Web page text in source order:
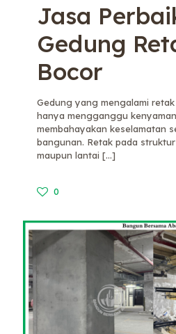
Jasa
Gedung
Bocor
Gedung yang mengalami
hanya mengganggu
membahayakan keselamatan
bangunan. Retak pada
maupun lantai […]
0